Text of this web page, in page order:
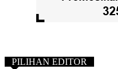
PILIHAN EDITOR